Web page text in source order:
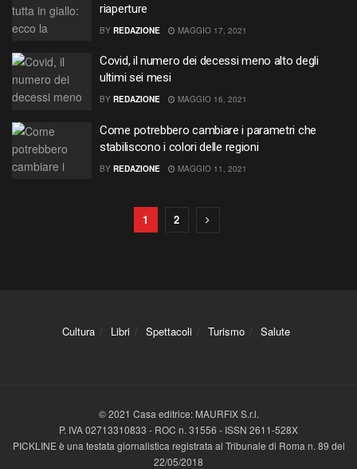
riaperture
BY REDAZIONE MAGGIO 17, 2021
Covid, il numero dei decessi meno alto degli
ultimi sei mesi
BY REDAZIONE MAGGIO 16, 2021
Come potrebbero cambiare i parametri che
stabiliscono i colori delle regioni
BY REDAZIONE MAGGIO 11, 2021
1 2
Cultura Libri Spettacoli Turismo Salute
© 2021 Casa editrice: MAURFIX S.r.l.
P. IVA 02713310833 - ROC n. 31556 - ISSN 2611-528X
PICKLINE è una testata giornalistica registrata al Tribunale di Roma n. 89 del
22/05/2018